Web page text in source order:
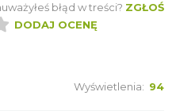
błąd w treści? ZGŁOŚ
DODAJ OCENĘ
Wyświetlenia: 94